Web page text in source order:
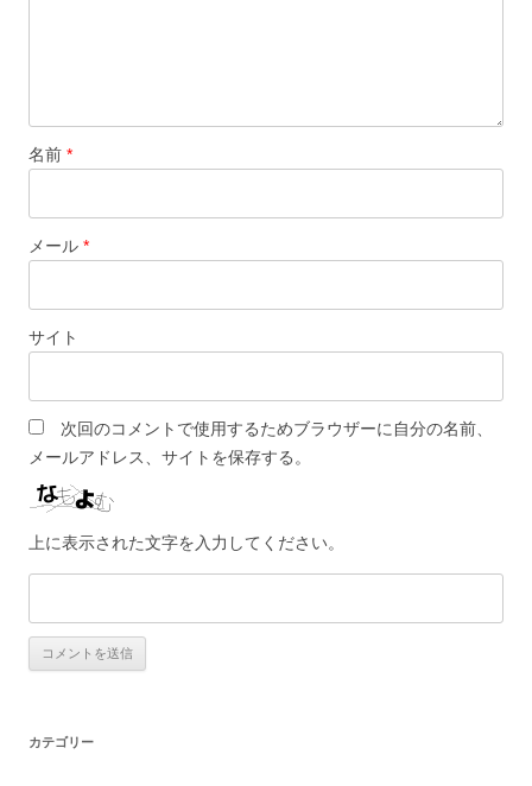
名前 *
メール *
サイト
次回のコメントで使用するためブラウザーに自分の名前、
メールアドレス、サイトを保存する。
上に表示された文字を入力してください。
カテゴリー